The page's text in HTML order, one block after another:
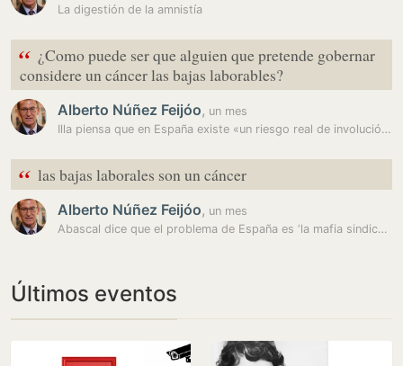
La digestión de la amnistía
“ ¿Como puede ser que alguien que pretende gobernar
considere un cáncer las bajas laborables?
Alberto Núñez Feijóo, un mes
Illa piensa que en España existe «un riesgo real de involución» si el…
“ las bajas laborales son un cáncer
Alberto Núñez Feijóo, un mes
Abascal dice que el problema de España es ‘la mafia sindical y la…
Últimos eventos